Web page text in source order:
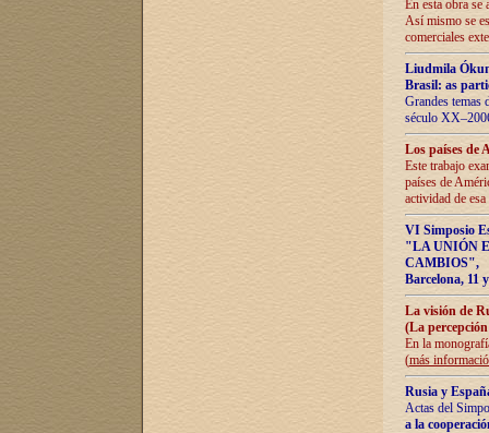
En esta obra se
Así mismo se
comerciales
Liudmila
Brasil: as
Grandes temas
século
Los países de
Este trabajo
países de
actividad de
VI Simposio
"LA UNIÓN
CAMBIOS",
Barcelona, 11
La visión de
(La
En la
(más
Rusia y
Actas del
a la